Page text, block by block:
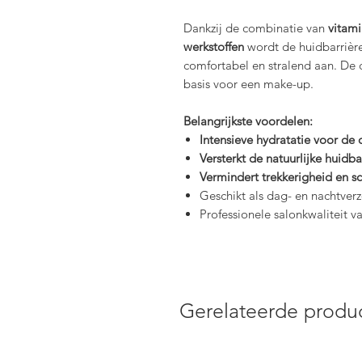
Dankzij de combinatie van
werkstoffen wordt de
comfortabel en stralend aan. De
basis voor een make-up.
Belangrijkste voordelen:
Intensieve hydratatie voor
Versterkt de natuurlijke
Vermindert trekkerigheid en
Geschikt als dag- en
Professionele salonkwaliteit
Gerelateerde